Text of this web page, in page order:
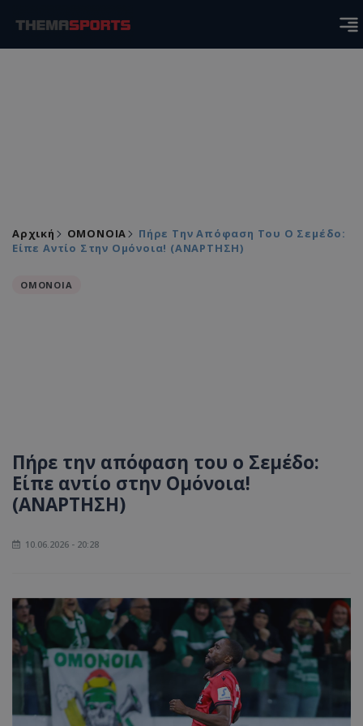
Αρχική ΟΜΟΝΟΙΑ
Πήρε Την Απόφαση Του Ο Σεμέδο:
Είπε Αντίο Στην Ομόνοια! (ΑΝΑΡΤΗΣΗ)
ΟΜΟΝΟΙΑ
Πήρε την απόφαση του ο Σεμέδο:
Είπε αντίο στην Ομόνοια!
(ΑΝΑΡΤΗΣΗ)
10.06.2026 - 20:28